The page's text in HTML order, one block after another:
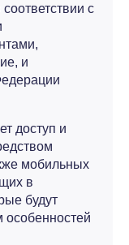
с
и
доступ и
мобильных
в
будут
особенностей